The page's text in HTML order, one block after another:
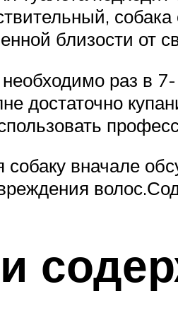
близости от
необходимо раз в
достаточно
собаку вначале